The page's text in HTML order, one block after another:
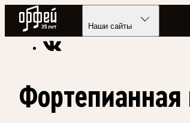
Радио Орфей
Наши сайты
Радио классической музыки «Орфей»